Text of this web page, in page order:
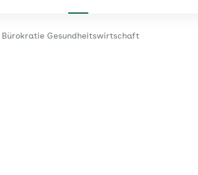
Bürokratie Gesundheitswirtschaft